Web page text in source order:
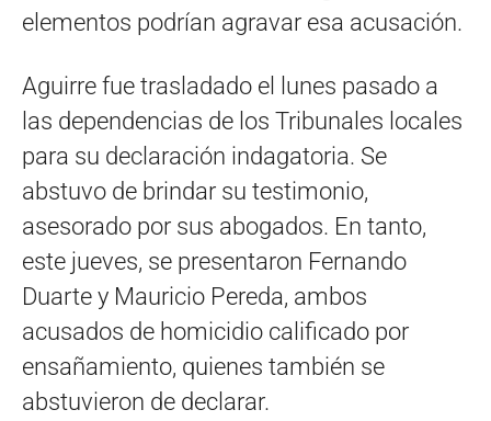
elementos podrían agravar esa acusación.
Aguirre fue trasladado el lunes pasado a
las dependencias de los Tribunales locales
para su declaración indagatoria. Se
abstuvo de brindar su testimonio,
asesorado por sus abogados. En tanto,
este jueves, se presentaron Fernando
Duarte y Mauricio Pereda, ambos
acusados de homicidio calificado por
ensañamiento, quienes también se
abstuvieron de declarar.